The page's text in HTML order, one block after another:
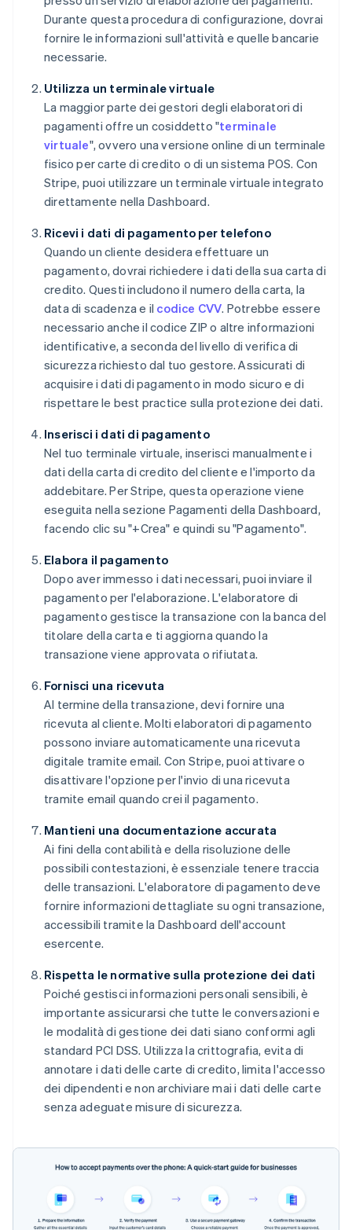
Durante questa procedura di configurazione, dovrai
fornire le informazioni sull'attività e quelle bancarie
necessarie.
Utilizza un terminale virtuale
La maggior parte dei gestori degli elaboratori di
pagamenti offre un cosiddetto "terminale
virtuale", ovvero una versione online di un terminale
fisico per carte di credito o di un sistema POS. Con
Stripe, puoi utilizzare un terminale virtuale integrato
direttamente nella Dashboard.
Ricevi i dati di pagamento per telefono
Quando un cliente desidera effettuare un
pagamento, dovrai richiedere i dati della sua carta di
credito. Questi includono il numero della carta, la
data di scadenza e il codice CVV. Potrebbe essere
necessario anche il codice ZIP o altre informazioni
identificative, a seconda del livello di verifica di
sicurezza richiesto dal tuo gestore. Assicurati di
acquisire i dati di pagamento in modo sicuro e di
rispettare le best practice sulla protezione dei dati.
Inserisci i dati di pagamento
Nel tuo terminale virtuale, inserisci manualmente i
dati della carta di credito del cliente e l'importo da
addebitare. Per Stripe, questa operazione viene
eseguita nella sezione Pagamenti della Dashboard,
facendo clic su "+Crea" e quindi su "Pagamento".
Elabora il pagamento
Dopo aver immesso i dati necessari, puoi inviare il
pagamento per l'elaborazione. L'elaboratore di
pagamento gestisce la transazione con la banca del
titolare della carta e ti aggiorna quando la
transazione viene approvata o rifiutata.
Fornisci una ricevuta
Al termine della transazione, devi fornire una
ricevuta al cliente. Molti elaboratori di pagamento
possono inviare automaticamente una ricevuta
digitale tramite email. Con Stripe, puoi attivare o
disattivare l'opzione per l'invio di una ricevuta
tramite email quando crei il pagamento.
Mantieni una documentazione accurata
Ai fini della contabilità e della risoluzione delle
possibili contestazioni, è essenziale tenere traccia
delle transazioni. L'elaboratore di pagamento deve
fornire informazioni dettagliate su ogni transazione,
accessibili tramite la Dashboard dell'account
esercente.
Rispetta le normative sulla protezione dei dati
Poiché gestisci informazioni personali sensibili, è
importante assicurarsi che tutte le conversazioni e
le modalità di gestione dei dati siano conformi agli
standard PCI DSS. Utilizza la crittografia, evita di
annotare i dati delle carte di credito, limita l'accesso
dei dipendenti e non archiviare mai i dati delle carte
senza adeguate misure di sicurezza.